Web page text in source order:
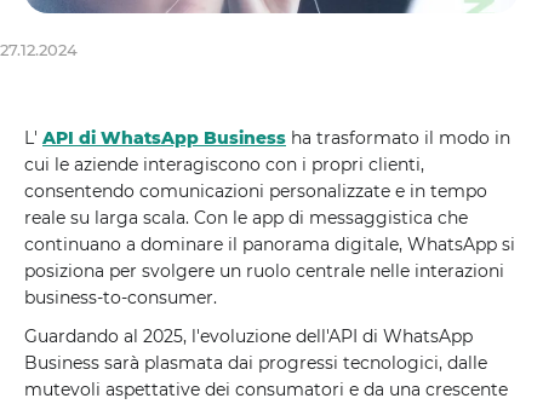
27.12.2024
L' API di WhatsApp Business ha trasformato il modo in
cui le aziende interagiscono con i propri clienti,
consentendo comunicazioni personalizzate e in tempo
reale su larga scala. Con le app di messaggistica che
continuano a dominare il panorama digitale, WhatsApp si
posiziona per svolgere un ruolo centrale nelle interazioni
business-to-consumer.
Guardando al 2025, l'evoluzione dell'API di WhatsApp
Business sarà plasmata dai progressi tecnologici, dalle
mutevoli aspettative dei consumatori e da una crescente